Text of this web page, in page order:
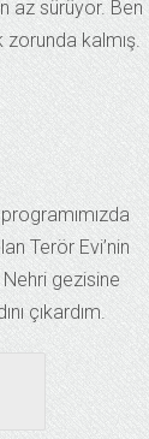
az sürüyor. Ben
zorunda kalmış.
Terör Evi’nin
gezisine
çıkardım.